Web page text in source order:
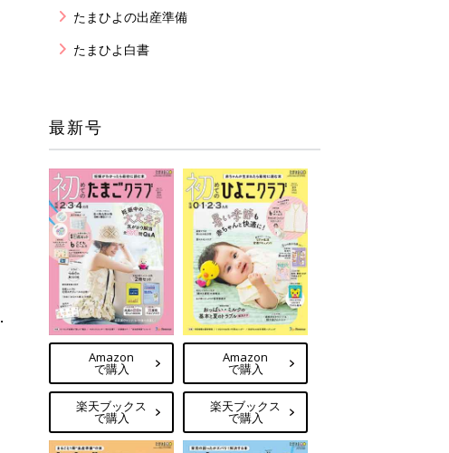
たまひよの出産準備
たまひよ白書
最新号
Amazon
で購入
楽天ブックス
で購入
Amazon
で購入
楽天ブックス
で購入